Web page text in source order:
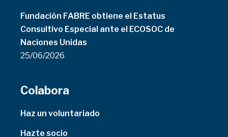
Fundación FABRE obtiene el Estatus
Consultivo Especial ante el ECOSOC de
Naciones Unidas
25/06/2026
Colabora
Haz un voluntariado
Hazte socio